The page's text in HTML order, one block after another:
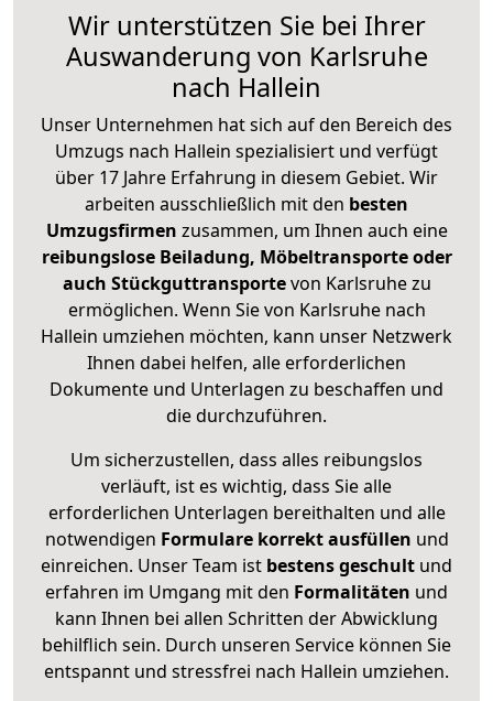
Wir unterstützen Sie bei Ihrer
Auswanderung von Karlsruhe
nach Hallein
Unser Unternehmen hat sich auf den Bereich des
Umzugs nach Hallein spezialisiert und verfügt
über 17 Jahre Erfahrung in diesem Gebiet. Wir
arbeiten ausschließlich mit den besten
Umzugsfirmen zusammen, um Ihnen auch eine
reibungslose Beiladung, Möbeltransporte oder
auch Stückguttransportevon Karlsruhe zu
ermöglichen. Wenn Sie von Karlsruhe nach
Hallein umziehen möchten, kann unser Netzwerk
Ihnen dabei helfen, alle erforderlichen
Dokumente und Unterlagen zu beschaffen und
die durchzuführen.
Um sicherzustellen, dass alles reibungslos
verläuft, ist es wichtig, dass Sie alle
erforderlichen Unterlagen bereithalten und alle
notwendigen Formulare korrekt ausfüllen und
einreichen. Unser Team ist bestens geschult und
erfahren im Umgang mit den Formalitäten und
kann Ihnen bei allen Schritten der Abwicklung
behilflich sein. Durch unseren Service können Sie
entspannt und stressfrei nach Hallein umziehen.